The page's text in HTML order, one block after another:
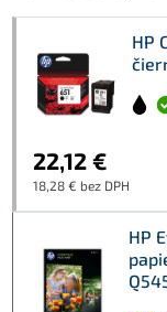
HP
22,12 €
18,28 € bez DPH
HP